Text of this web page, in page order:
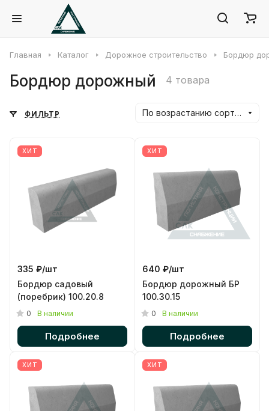
Главная Каталог Дорожное строительство Бордюр
Бордюр дорожный 4 товара
ФИЛЬТР По возрастанию сортировки
ХИТ
335 ₽/шт
Бордюр садовый
(поребрик) 100.20.8
0 В наличии
Подробнее
ХИТ
640 ₽/шт
Бордюр дорожный БР
100.30.15
0 В наличии
Подробнее
ХИТ ХИТ